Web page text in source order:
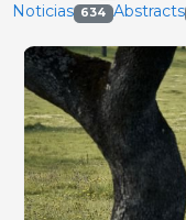
Noticias 634 Abstracts